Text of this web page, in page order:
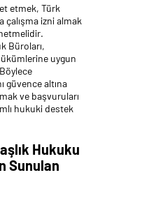
etmek, Türk
çalışma izni almak
Büroları,
uygun
güvence altına
ve başvuruları
hukuki destek
Hukuku
Sunulan